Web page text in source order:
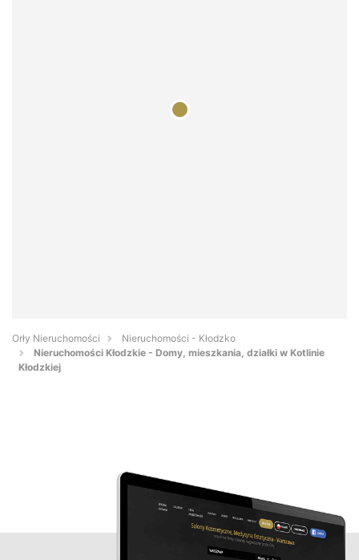
Orły Nieruchomości
Nieruchomości - Kłodzko
Nieruchomości Kłodzkie - Domy, mieszkania, działki w Kotlinie
Kłodzkiej